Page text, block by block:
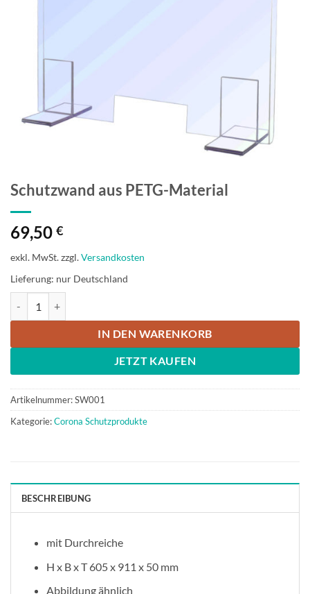
Schutzwand aus PETG-Material
69,50 €
exkl. MwSt.zzgl.Versandkosten
Lieferung: nur Deutschland
IN DEN WARENKORB
JETZT KAUFEN
Artikelnummer:SW001
Kategorie:Corona Schutzprodukte
BESCHREIBUNG
mit Durchreiche
H x B x T 605 x 911 x 50 mm
Abbildung ähnlich